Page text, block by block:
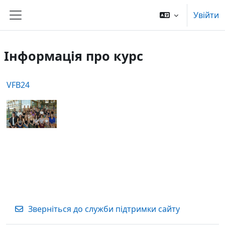
Бокова панель
Увійти
Інформація про курс
VFB24
Зверніться до служби підтримки сайту